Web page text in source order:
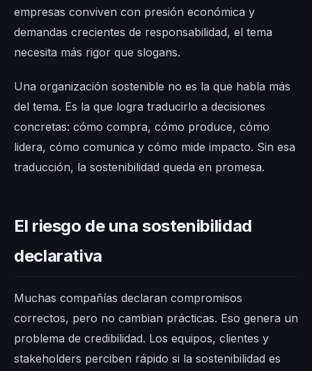
empresas conviven con presión económica y
demandas crecientes de responsabilidad, el tema
necesita más rigor que slogans.
Una organización sostenible no es la que habla más
del tema. Es la que logra traducirlo a decisiones
concretas: cómo compra, cómo produce, cómo
lidera, cómo comunica y cómo mide impacto. Sin esa
traducción, la sostenibilidad queda en promesa.
El riesgo de una sostenibilidad
declarativa
Muchas compañías declaran compromisos
correctos, pero no cambian prácticas. Eso genera un
problema de credibilidad. Los equipos, clientes y
stakeholders perciben rápido si la sostenibilidad es